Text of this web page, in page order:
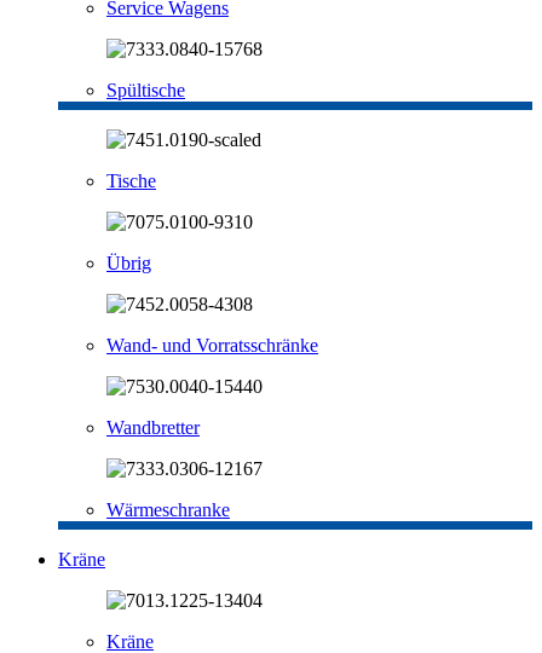
Service Wagens
Spültische
Tische
Übrig
Wand- und Vorratsschränke
Wandbretter
Wärmeschranke
Kräne
Kräne